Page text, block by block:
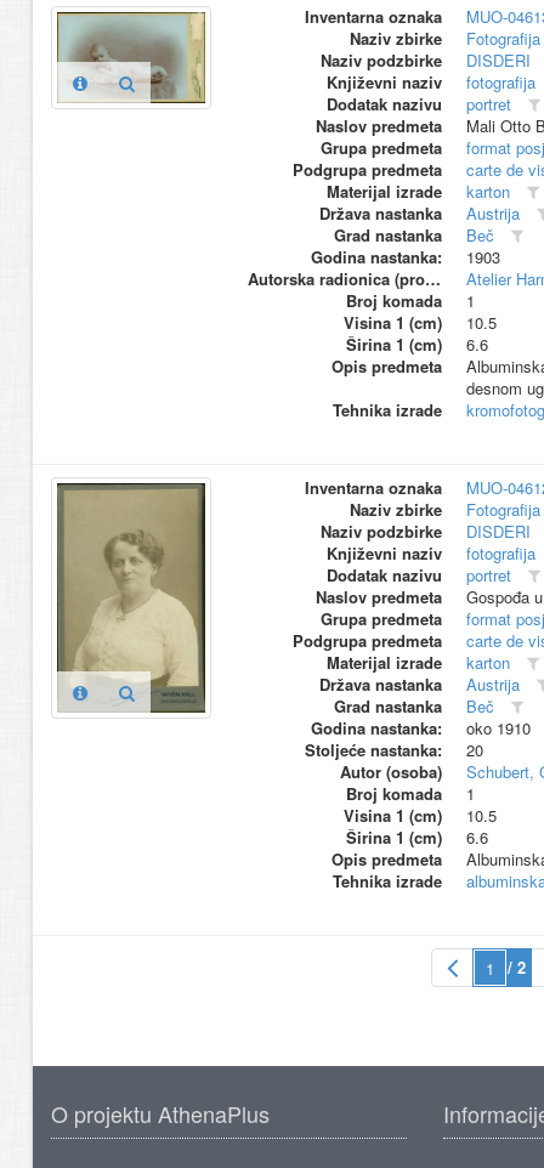
Inventarna oznaka
MUO-
Naziv zbirke
Naziv podzbirke
DISDERI
Književni naziv
fotografija
Dodatak nazivu
portret
Naslov predmeta
Mali Otto
Grupa predmeta
format
Podgrupa predmeta
carte de
Materijal izrade
karton
Država nastanka
Austrija
Grad nastanka
Beč
Godina nastanka:
1903
Autorska radionica (proizvođač)
Atelier
Broj komada
1
Visina 1 (cm)
10.5
Širina 1 (cm)
6.6
Opis predmeta
desnom
Tehnika izrade
Inventarna oznaka
MUO-
Naziv zbirke
Naziv podzbirke
DISDERI
Književni naziv
fotografija
Dodatak nazivu
portret
Naslov predmeta
Gospođa
Grupa predmeta
format
Podgrupa predmeta
carte de
Materijal izrade
karton
Država nastanka
Austrija
Grad nastanka
Beč
Godina nastanka:
oko 1910
Stoljeće nastanka:
20
Autor (osoba)
Schubert,
Broj komada
1
Visina 1 (cm)
10.5
Širina 1 (cm)
6.6
Opis predmeta
Tehnika izrade
/ 2
O projektu AthenaPlus